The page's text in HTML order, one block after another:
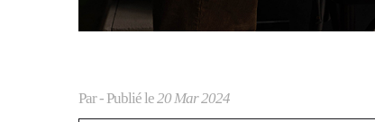
Par- Publié le20 Mar 2024